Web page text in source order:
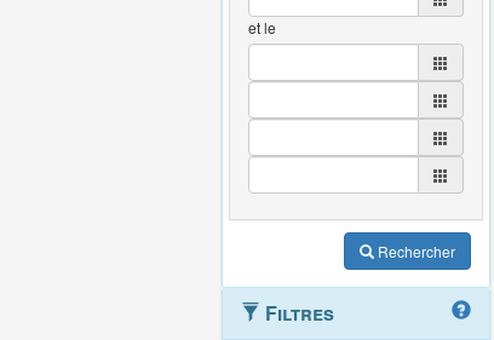
et le
Rechercher
Filtres